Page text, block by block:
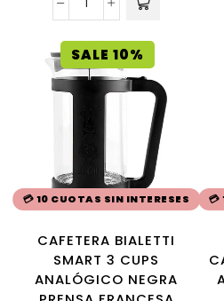
SALE 10%
💳 10 CUOTAS SIN INTERESES
CAFETERA BIALETTI
SMART 3 CUPS
ANALÓGICO NEGRA
💳